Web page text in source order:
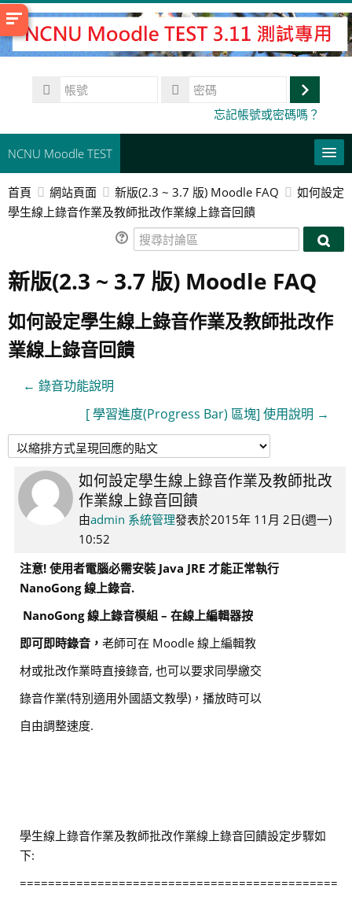
跳
至
主
登
忘記帳號或密碼嗎？
NCNU Moodle TEST
常用連結
尋
課
程
首頁 網站頁面 新版(2.3 ~ 3.7 版) Moodle FAQ
如何設定
學生線上錄音作業及教師批改作業線上錄音回饋
搜
討
論
搜
區
新版(2.3 ~ 3.7 版) Moodle FAQ
如何設定學生線上錄音作業及教師批改作
業線上錄音回饋
← 錄音功能說明
[ 學習進度(Progress Bar) 區塊] 使用說明 →
如何設定學生線上錄音作業及教師批改
作業線上錄音回饋
由admin 系統管理發表於2015年 11月 2日(週一)
10:52
Number
of
replies:
0
注意! 使用者電腦必需安裝 Java JRE 才能正常執行
NanoGong 線上錄音.
NanoGong 線上錄音模組 – 在線上編輯器按
即可即時錄音， 老師可在 Moodle 線上編輯教
材或批改作業時直接錄音, 也可以要求同學繳交
錄音作業(特別適用外國語文教學)，播放時可以
自由調整速度.
學生線上錄音作業及教師批改作業線上錄音回饋設定步驟如
下: